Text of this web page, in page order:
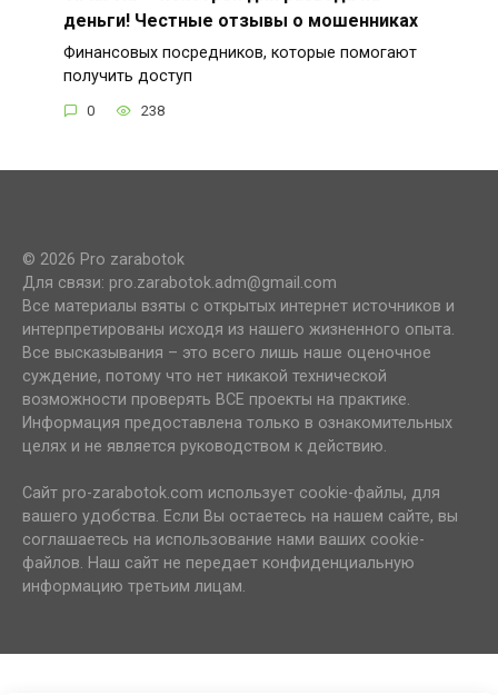
деньги! Честные отзывы о мошенниках
Финансовых посредников, которые помогают
получить доступ
0 238
© 2026 Pro zarabotok
Для связи: pro.zarabotok.adm@gmail.com
Все материалы взяты с открытых интернет источников и
интерпретированы исходя из нашего жизненного опыта.
Все высказывания – это всего лишь наше оценочное
суждение, потому что нет никакой технической
возможности проверять ВСЕ проекты на практике.
Информация предоставлена только в ознакомительных
целях и не является руководством к действию.
Сайт pro-zarabotok.com использует cookie-файлы, для
вашего удобства. Если Вы остаетесь на нашем сайте, вы
соглашаетесь на использование нами ваших cookie-
файлов. Наш сайт не передает конфиденциальную
информацию третьим лицам.